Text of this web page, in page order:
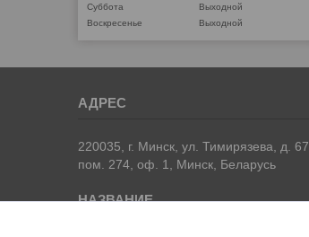
Суббота
Выходной
Воскресенье
Выходной
220035, г. Минск, ул. Тимирязева, д. 67,
пом. 274, оф. 1, Минск, Беларусь